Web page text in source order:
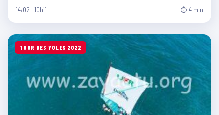
14/02 · 10h11 ⏱ 4 min
TOUR DES YOLES 2022